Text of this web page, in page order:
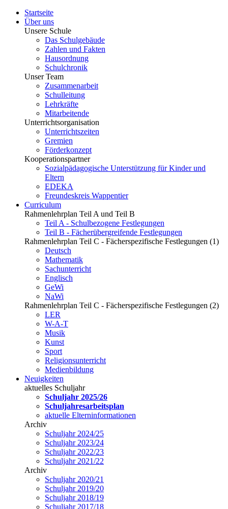
Startseite
Über uns
Unsere Schule
Das Schulgebäude
Zahlen und Fakten
Hausordnung
Schulchronik
Unser Team
Zusammenarbeit
Schulleitung
Lehrkräfte
Mitarbeitende
Unterrichtsorganisation
Unterrichtszeiten
Gremien
Förderkonzept
Kooperationspartner
Sozialpädagogische Unterstützung für Kinder und
Eltern
EDEKA
Freundeskreis Wappentier
Curriculum
Rahmenlehrplan Teil A und Teil B
Teil A - Schulbezogene Festlegungen
Teil B - Fächerübergreifende Festlegungen
Rahmenlehrplan Teil C - Fächerspezifische Festlegungen (1)
Deutsch
Mathematik
Sachunterricht
Englisch
GeWi
NaWi
Rahmenlehrplan Teil C - Fächerspezifische Festlegungen (2)
LER
W-A-T
Musik
Kunst
Sport
Religionsunterricht
Medienbildung
Neuigkeiten
aktuelles Schuljahr
Schuljahr 2025/26
Schuljahresarbeitsplan
aktuelle Elterninformationen
Archiv
Schuljahr 2024/25
Schuljahr 2023/24
Schuljahr 2022/23
Schuljahr 2021/22
Archiv
Schuljahr 2020/21
Schuljahr 2019/20
Schuljahr 2018/19
Schuljahr 2017/18